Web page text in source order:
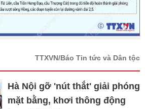
TTXVN/Báo Tin tức và Dân tộc
Hà Nội gỡ 'nút thắt' giải phóng
mặt bằng, khơi thông động